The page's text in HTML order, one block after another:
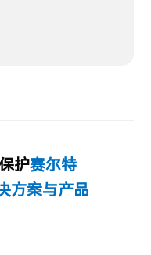
护赛尔特
方案与产品